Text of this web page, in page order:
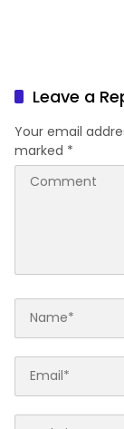
Leave a
Your email
marked *